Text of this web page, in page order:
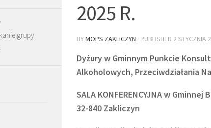
2025 R.
BYMOPS ZAKLICZYN · PUBLISHED 2 STYCZNIA
Dyżury w Gminnym Punkcie
Alkoholowych, Przeciwdziałania
SALA KONFERENCYJNA w
32-840 Zakliczyn
grupy